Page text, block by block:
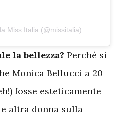
Miss Italia (@missitalia)
la bellezza? Perché si
Monica Bellucci a 20
fosse esteticamente
altra donna sulla